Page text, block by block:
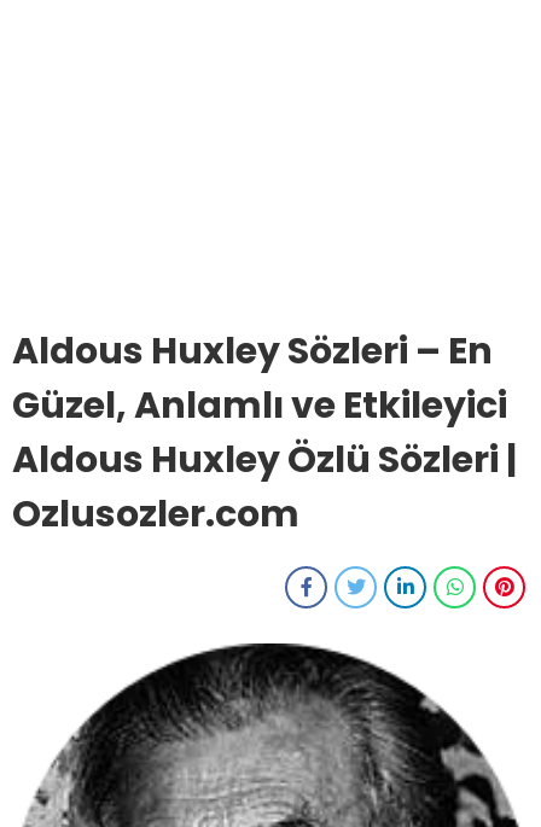
Aldous Huxley Sözleri – En
Güzel, Anlamlı ve Etkileyici
Aldous Huxley Özlü Sözleri |
Ozlusozler.com